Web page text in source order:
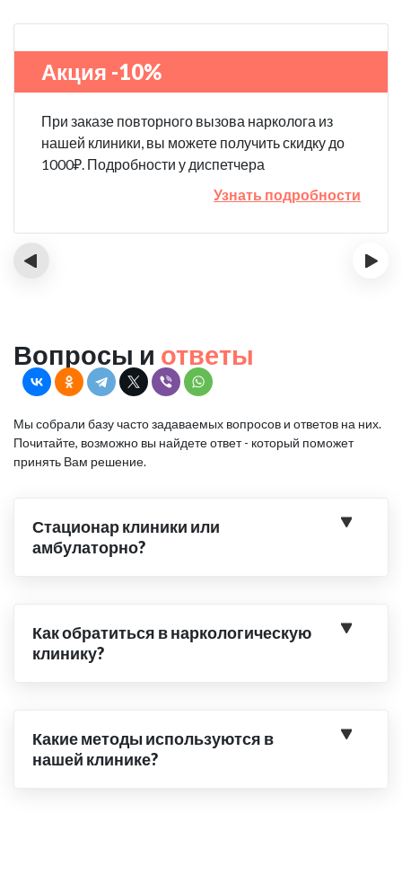
Акция -10%
При заказе повторного вызова нарколога из
нашей клиники, вы можете получить скидку до
1000₽. Подробности у диспетчера
Узнать подробности
‹ ›
Вопросы и ответы
Мы собрали базу часто задаваемых вопросов и ответов на них.
Почитайте, возможно вы найдете ответ - который поможет
принять Вам решение.
Стационар клиники или
амбулаторно?
Как обратиться в наркологическую
клинику?
Какие методы используются в
нашей клинике?